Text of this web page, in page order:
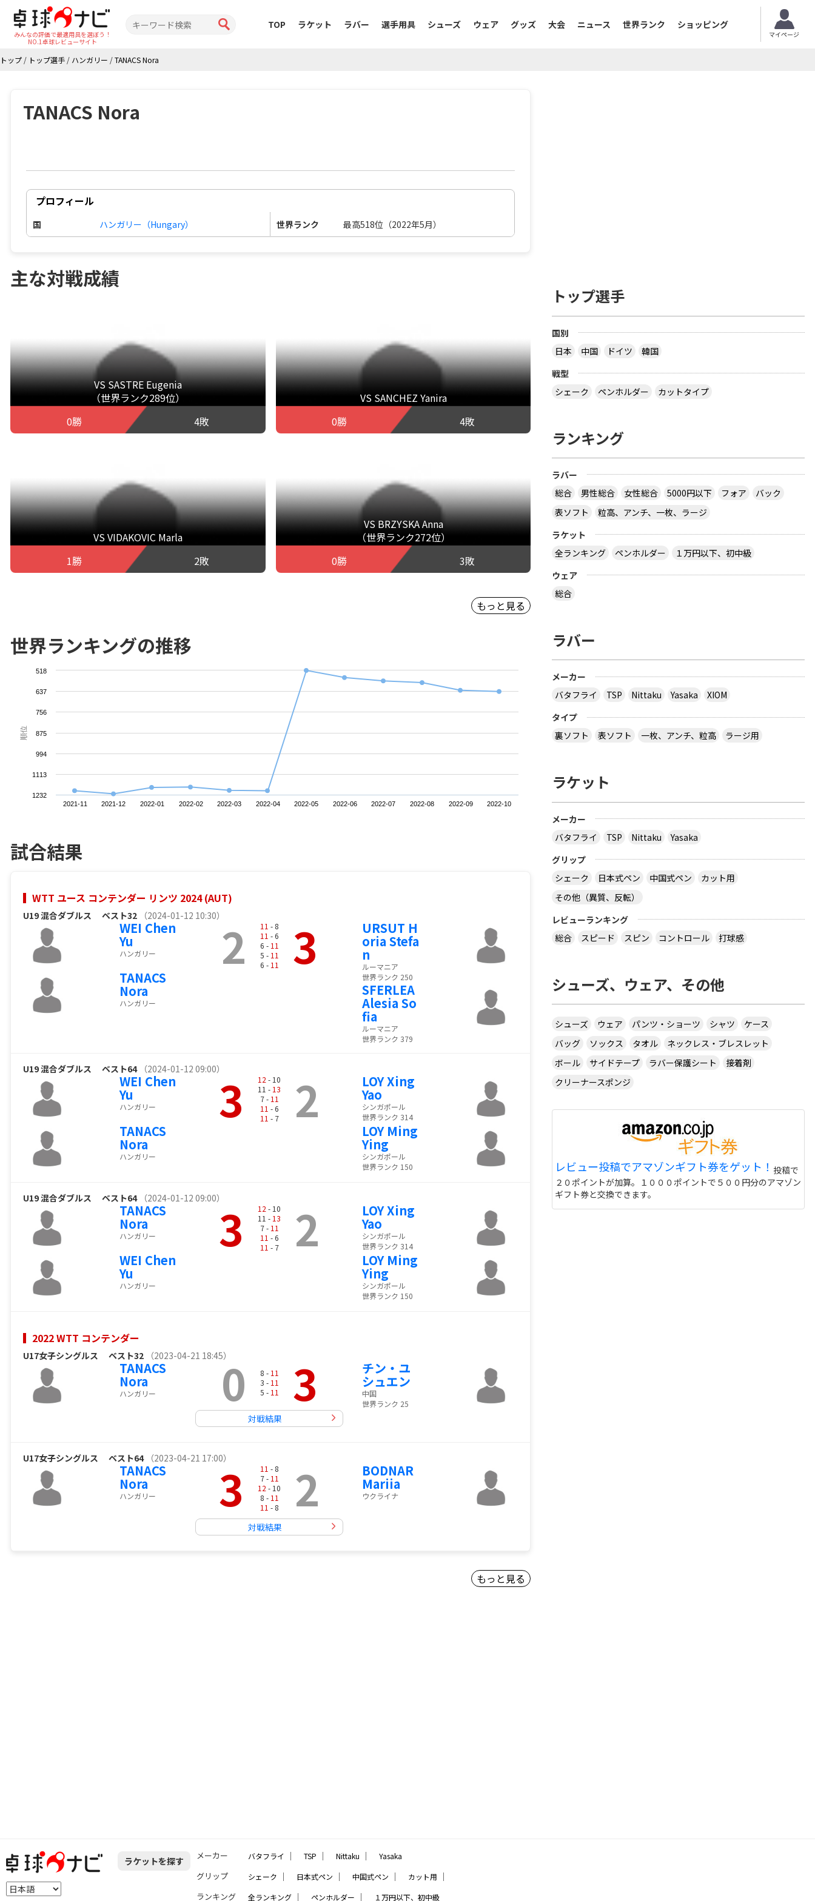
みんなの評価で最適用具を選ぼう！
NO.1卓球レビューサイト
TOP ラケット ラバー 選手用具 シューズ ウェア グッズ 大会 ニュース 世界ランク ショッピング
マイページ
トップ / トップ選手 / ハンガリー /TANACS Nora
TANACS Nora
プロフィール
国 ハンガリー（Hungary） 世界ランク 最高518位（2022年5月）
主な対戦成績
VS SASTRE Eugenia
（世界ランク289位）
0勝
4敗
VS SANCHEZ Yanira
0勝
4敗
VS VIDAKOVIC Marla
1勝
2敗
VS BRZYSKA Anna
（世界ランク272位）
0勝
3敗
もっと見る
世界ランキングの推移
順位
2021-11 2021-12 2022-01 2022-02 2022-03 2022-04 2022-05 2022-06 2022-07 2022-08 2022-09 2022-10
518
637
756
875
994
1113
1232
試合結果
WTT ユース コンテンダー リンツ 2024 (AUT)
U19 混合ダブルス ベスト32 （2024-01-12 10:30）
WEI Chen
Yu
ハンガリー
TANACS
Nora
ハンガリー
2 11 - 8
11 - 6
6 - 11
5 - 11
6 - 11 3 URSUT H
oria Stefa
n
ルーマニア
世界ランク 250
SFERLEA
Alesia So
fia
ルーマニア
世界ランク 379
U19 混合ダブルス ベスト64 （2024-01-12 09:00）
WEI Chen
Yu
ハンガリー
TANACS
Nora
ハンガリー
3 12 - 10
11 - 13
7 - 11
11 - 6
11 - 7 2 LOY Xing
Yao
シンガポール
世界ランク 314
LOY Ming
Ying
シンガポール
世界ランク 150
U19 混合ダブルス ベスト64 （2024-01-12 09:00）
TANACS
Nora
ハンガリー
WEI Chen
Yu
ハンガリー
3 12 - 10
11 - 13
7 - 11
11 - 6
11 - 7 2 LOY Xing
Yao
シンガポール
世界ランク 314
LOY Ming
Ying
シンガポール
世界ランク 150
2022 WTT コンテンダー
U17女子シングルス ベスト32 （2023-04-21 18:45）
TANACS
Nora
ハンガリー 0 8 - 11
3 - 11
5 - 11 3
対戦結果
チン・ユ
シュエン
中国
世界ランク 25
U17女子シングルス ベスト64 （2023-04-21 17:00）
TANACS
Nora
ハンガリー 3 11 - 8
7 - 11
12 - 10
8 - 11
11 - 8 2
対戦結果
BODNAR
Mariia
ウクライナ
もっと見る
トップ選手
国別
日本
中国 ドイツ
韓国
戦型
シェーク
ペンホルダー カットタイプ
ランキング
ラバー
総合
男性総合 女性総合 5000円以下 フォア
バック
表ソフト
粒高、アンチ、一枚、ラージ
ラケット
全ランキング
ペンホルダー
１万円以下、初中級
ウェア
総合
ラバー
メーカー
バタフライ
TSP Nittaku Yasaka
XIOM
タイプ
裏ソフト
表ソフト 一枚、アンチ、粒高 ラージ用
ラケット
メーカー
バタフライ
TSP Nittaku
Yasaka
グリップ
シェーク
日本式ペン 中国式ペン
カット用
その他（異質、反転）
レビューランキング
総合
スピード スピン コントロール 打球感
シューズ、ウェア、その他
シューズ ウェア パンツ・ショーツ シャツ
ケース
バッグ
ソックス タオル
ネックレス・ブレスレット
ボール
サイドテープ ラバー保護シート
接着剤
クリーナースポンジ
レビュー投稿でアマゾンギフト券をゲット！ 投稿で
２０ポイントが加算。１０００ポイントで５００円分のアマゾン
ギフト券と交換できます。
ラケットを探す メーカー バタフライ ｜ TSP ｜ Nittaku ｜ Yasaka
グリップ シェーク ｜ 日本式ペン ｜ 中国式ペン ｜ カット用 ｜
ランキング 全ランキング ｜ ペンホルダー ｜ １万円以下、初中級